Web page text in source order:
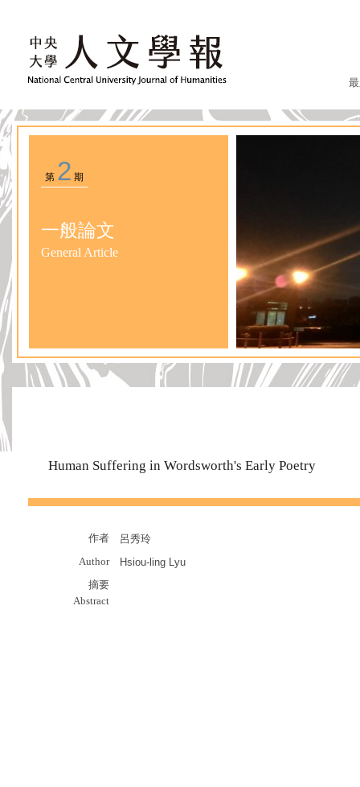
第 2期
一般論文
General Article
Human Suffering in Wordsworth's Early Poetry
作者
呂秀玲
Author
Hsiou-ling Lyu
摘要
Abstract